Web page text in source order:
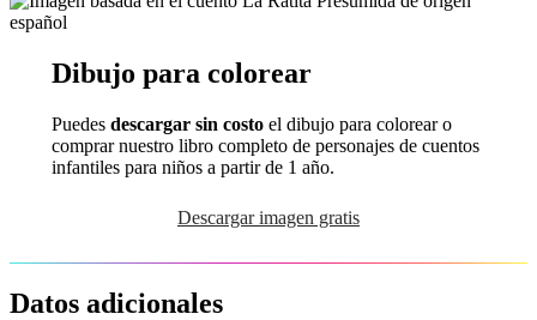
Dibujo para colorear
Puedesdescargar sin costoel dibujo para colorear o
comprar nuestro libro completo de personajes de cuentos
infantiles para niños a partir de 1 año.
Descargar imagen gratis
Datos adicionales